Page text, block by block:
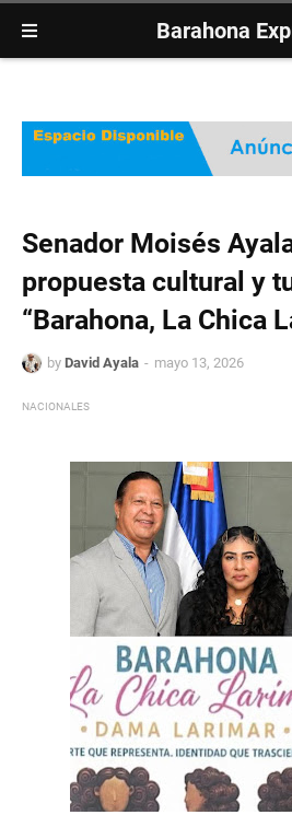
Barahona
Senador Moisés
propuesta cultural y
“Barahona, La Chica
by David Ayala mayo 13, 2026
NACIONALES